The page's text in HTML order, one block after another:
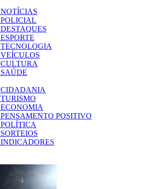
NOTÍCIAS
POLICIAL
DESTAQUES
ESPORTE
TECNOLOGIA
VEÍCULOS
CULTURA
SAÚDE
CIDADANIA
TURISMO
ECONOMIA
PENSAMENTO POSITIVO
POLÍTICA
SORTEIOS
INDICADORES